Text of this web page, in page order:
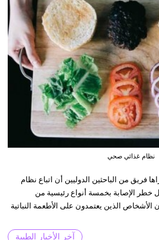
نظام غذائي صحي
فريق من الباحثين الدوليين أن اتباع نظام
خطر الإصابة بخمسة أنواع رئيسية من
الذين يعتمدون على الأطعمة النباتية
آخر الأخبار الطبية